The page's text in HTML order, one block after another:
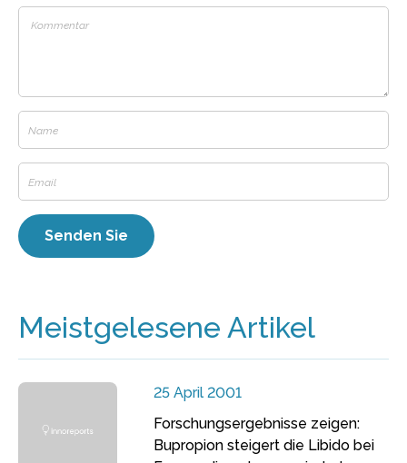
Meistgelesene Artikel
25 April 2001
Forschungsergebnisse zeigen:
Bupropion steigert die Libido bei